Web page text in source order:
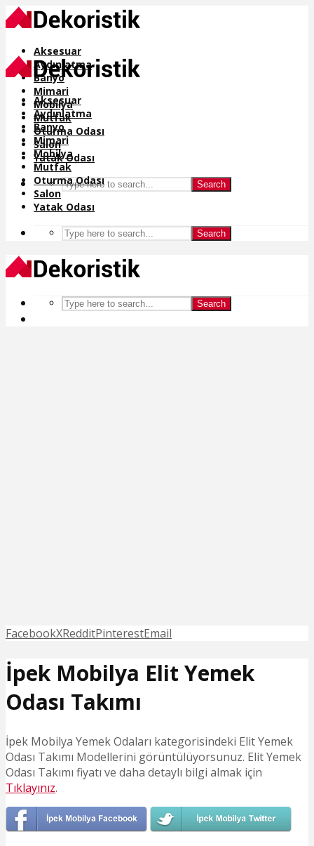
Aksesuar
Aydınlatma
Banyo
Mimari
Mobilya
Mutfak
Oturma Odası
Salon
Yatak Odası
Search
Aksesuar
Aydınlatma
Banyo
Mimari
Mobilya
Mutfak
Oturma Odası
Salon
Yatak Odası
Search
Search
FacebookXRedditPinterestEmail
İpek Mobilya Elit Yemek
Odası Takımı
İpek Mobilya Yemek Odaları kategorisindeki Elit Yemek
Odası Takımı Modellerini görüntülüyorsunuz. Elit Yemek
Odası Takımı fiyatı ve daha detaylı bilgi almak için
Tıklayınız.